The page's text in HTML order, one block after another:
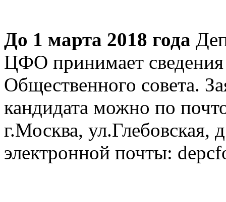
До 1 марта 2018 года
ЦФО принимает сведения
Общественного совета.
кандидата можно по
г.Москва, ул.Глебовская,
электронной почты: